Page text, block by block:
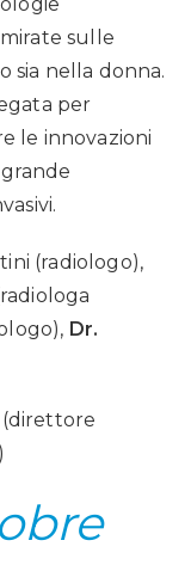
sulle
sia nella donna.
per
le innovazioni
(radiologo),
Dr.
(direttore